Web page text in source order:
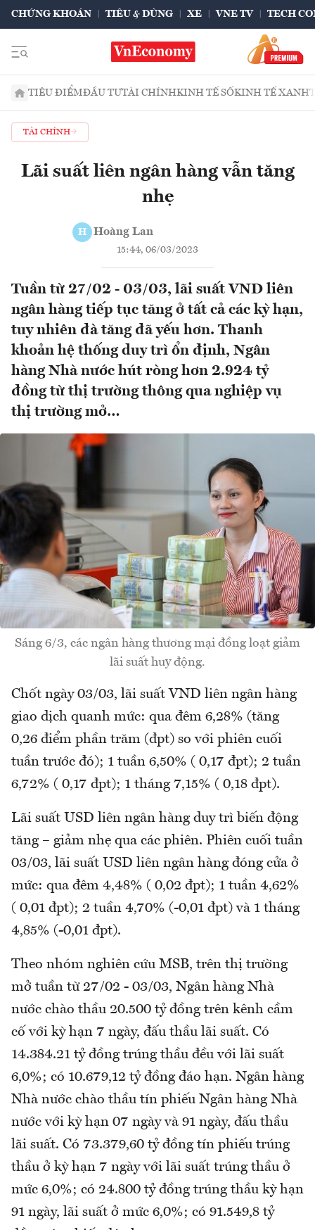
CHỨNG KHOÁN TIÊU & DÙNG XE VNE TV TECH
TIÊU ĐIỂMĐẦU TƯTÀI CHÍNHKINH TẾ SỐKINH TẾ XANH
TÀI CHÍNH
Lãi suất liên ngân hàng vẫn tăng
nhẹ
H Hoàng Lan
15:44, 06/03/2023
Tuần từ 27/02 - 03/03, lãi suất VND liên
ngân hàng tiếp tục tăng ở tất cả các kỳ hạn,
tuy nhiên đà tăng đã yếu hơn. Thanh
khoản hệ thống duy trì ổn định, Ngân
hàng Nhà nước hút ròng hơn 2.924 tỷ
đồng từ thị trường thông qua nghiệp vụ
thị trường mở…
Sáng 6/3, các ngân hàng thương mại đồng loạt giảm
lãi suất huy động.
Chốt ngày 03/03, lãi suất VND liên ngân hàng
giao dịch quanh mức: qua đêm 6,28% (tăng
0,26 điểm phần trăm (đpt) so với phiên cuối
tuần trước đó); 1 tuần 6,50% ( 0,17 đpt); 2 tuần
6,72% ( 0,17 đpt); 1 tháng 7,15% ( 0,18 đpt).
Lãi suất USD liên ngân hàng duy trì biến động
tăng – giảm nhẹ qua các phiên. Phiên cuối tuần
03/03, lãi suất USD liên ngân hàng đóng cửa ở
mức: qua đêm 4,48% ( 0,02 đpt); 1 tuần 4,62%
( 0,01 đpt); 2 tuần 4,70% (-0,01 đpt) và 1 tháng
4,85% (-0,01 đpt).
Theo nhóm nghiên cứu MSB, trên thị trường
mở tuần từ 27/02 - 03/03, Ngân hàng Nhà
nước chào thầu 20.500 tỷ đồng trên kênh cầm
cố với kỳ hạn 7 ngày, đấu thầu lãi suất. Có
14.384.21 tỷ đồng trúng thầu đều với lãi suất
6,0%; có 10.679,12 tỷ đồng đáo hạn. Ngân hàng
Nhà nước chào thầu tín phiếu Ngân hàng Nhà
nước với kỳ hạn 07 ngày và 91 ngày, đấu thầu
lãi suất. Có 73.379,60 tỷ đồng tín phiếu trúng
thầu ở kỳ hạn 7 ngày với lãi suất trúng thầu ở
mức 6,0%; có 24.800 tỷ đồng trúng thầu kỳ hạn
91 ngày, lãi suất ở mức 6,0%; có 91.549,8 tỷ